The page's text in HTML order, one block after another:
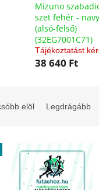
Mizuno
szet fehér - navy
(alsó-felső)
(32EG7001C71)
Tájékoztatást
38 640 Ft
elöl Legdrágább